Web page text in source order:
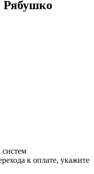
к оплате, укажите